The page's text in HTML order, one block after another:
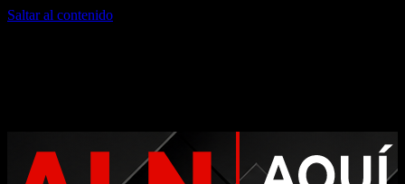
Saltar al contenido